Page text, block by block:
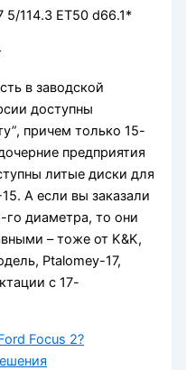
5/114.3 ET50 d66.1*
в заводской
доступны
причем только 15-
предприятия
литые диски для
А если вы заказали
диаметра, то они
– тоже от K&K,
Ptalomey-17,
с 17-
Focus 2?